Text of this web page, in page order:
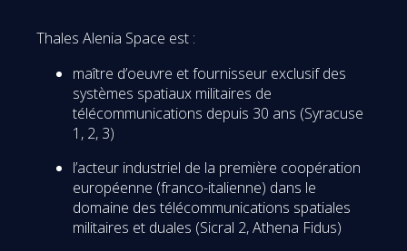
Thales Alenia Space est :
maître d’oeuvre et fournisseur exclusif des
systèmes spatiaux militaires de
télécommunications depuis 30 ans (Syracuse
1, 2, 3)
l’acteur industriel de la première coopération
européenne (franco-italienne) dans le
domaine des télécommunications spatiales
militaires et duales (Sicral 2, Athena Fidus)